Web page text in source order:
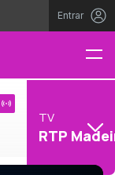
Entrar
TV
RTP